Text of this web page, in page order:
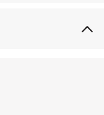
over je laarzen.